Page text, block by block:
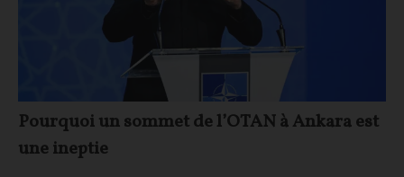
Pourquoi un sommet de l’OTAN à Ankara est
une ineptie